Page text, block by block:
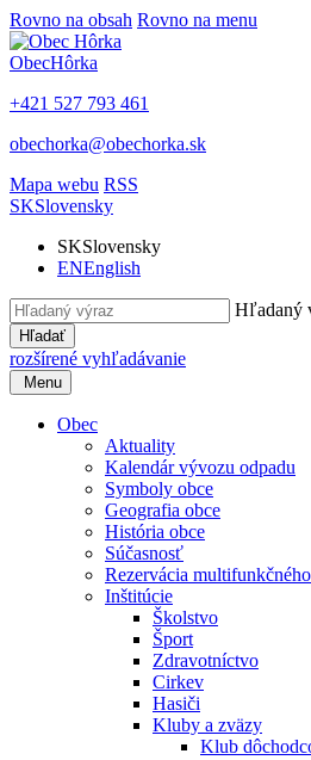
Rovno na obsah Rovno na menu
ObecHôrka
+421 527 793 461
obechorka@obechorka.sk
Mapa webu RSS
SKSlovensky
SKSlovensky
ENEnglish
Hľadaný
Hľadať
rozšírené vyhľadávanie
Menu
Obec
Aktuality
Kalendár vývozu odpadu
Symboly obce
Geografia obce
História obce
Súčasnosť
Rezervácia
Inštitúcie
Školstvo
Šport
Zdravotníctvo
Cirkev
Hasiči
Kluby a zväzy
Klub